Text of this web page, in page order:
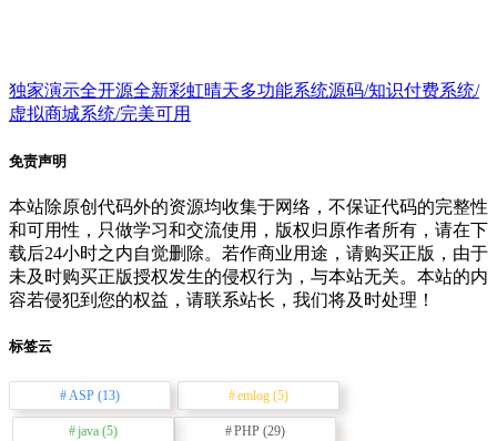
独家演示全开源全新彩虹晴天多功能系统源码/知识付费系统/
虚拟商城系统/完美可用
免责声明
本站除原创代码外的资源均收集于网络，不保证代码的完整性
和可用性，只做学习和交流使用，版权归原作者所有，请在下
载后24小时之内自觉删除。若作商业用途，请购买正版，由于
未及时购买正版授权发生的侵权行为，与本站无关。本站的内
容若侵犯到您的权益，请联系站长，我们将及时处理！
标签云
ASP(13) emlog(5)
java(5) PHP(29)